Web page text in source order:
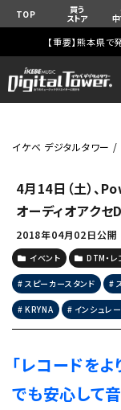
TOP 買う
ストア
【重要】熊本県
イケベ デジタルタワー
4月14日（土）、
オーディオアクセ
2018年04月02日公開
イベント DTM・
スピーカースタンド
KRYNA インシュレ
「レコードを
でも安心して